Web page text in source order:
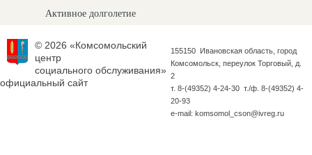
Активное долголетие
© 2026 «Комсомольский
центр
социального обслуживания»
официальный сайт
155150 Ивановская область, город
Комсомольск, переулок Торговый, д.
2
т. 8-(49352) 4-24-30 т./ф. 8-(49352) 4-
20-93
e-mail: komsomol_cson@ivreg.ru